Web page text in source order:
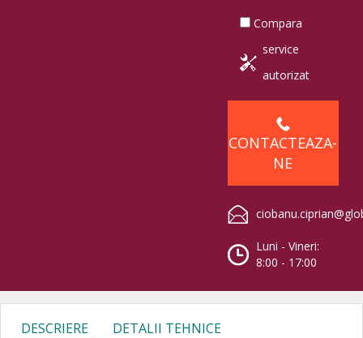
Compara
service
autorizat
CONTACTEAZA-
NE
Luni - Vineri:
8:00 - 17:00
DESCRIERE DETALII TEHNICE